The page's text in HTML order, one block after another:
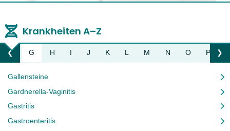
Krankheiten A–Z
❮Liste nach links bewegen
F G H J K M N O P ❯
Gallensteine
Gardnerella-Vaginitis
Gastritis
Gastroenteritis